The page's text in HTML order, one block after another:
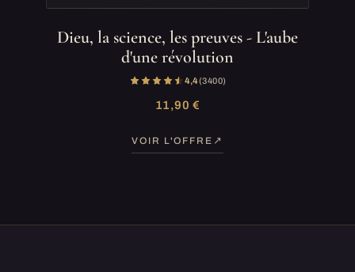
Dieu, la science, les preuves - L'aube
d'une révolution
4,4(3 400)
11,90 €
VOIR L'OFFRE